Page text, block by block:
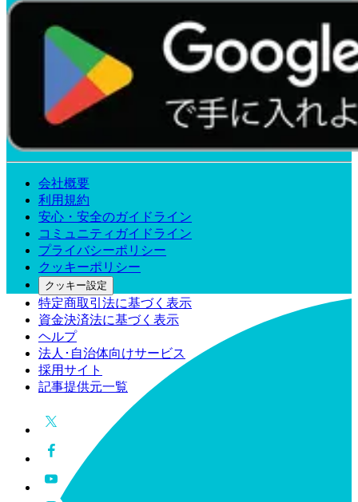
会社概要
利用規約
安心・安全のガイドライン
コミュニティガイドライン
プライバシーポリシー
クッキーポリシー
クッキー設定
特定商取引法に基づく表示
資金決済法に基づく表示
ヘルプ
法人･自治体向けサービス
採用サイト
記事提供元一覧